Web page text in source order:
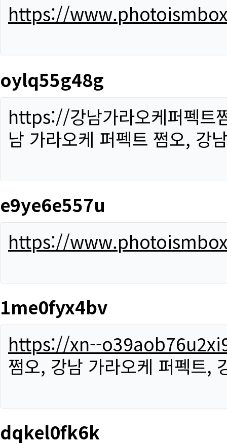
https://
oylq55g48g
https://강남가라오케퍼펙트
남 가라오케 퍼펙트 쩜오, 강
e9ye6e557u
https://
1me0fyx4bv
https://xn--
쩜오, 강남 가라오케 퍼펙트,
dqkel0fk6k